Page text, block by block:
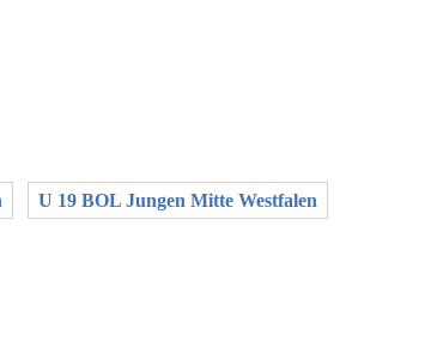
U 19 BOL Jungen Mitte Westfalen